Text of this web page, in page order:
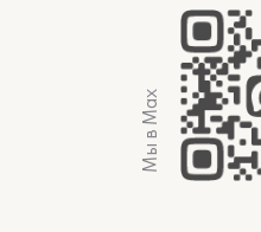
Мы в Max